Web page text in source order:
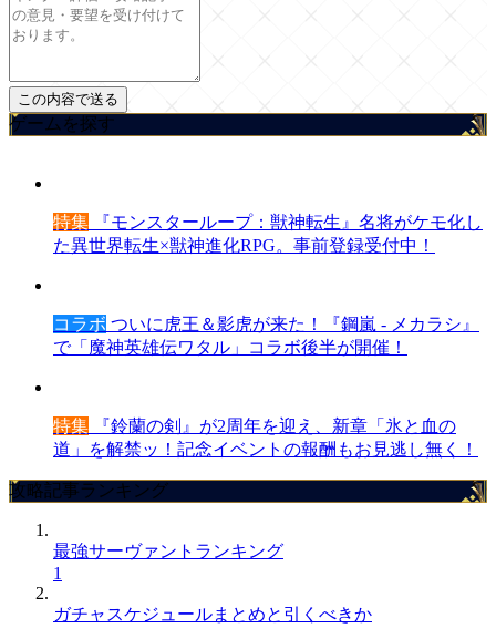
ゲームを探す
特集 『モンスターループ：獣神転生』名将がケモ化し
た異世界転生×獣神進化RPG。事前登録受付中！
コラボ ついに虎王＆影虎が来た！『鋼嵐 - メカラシ』
で「魔神英雄伝ワタル」コラボ後半が開催！
特集 『鈴蘭の剣』が2周年を迎え、新章「氷と血の
道」を解禁ッ！記念イベントの報酬もお見逃し無く！
攻略記事ランキング
最強サーヴァントランキング
1
ガチャスケジュールまとめと引くべきか